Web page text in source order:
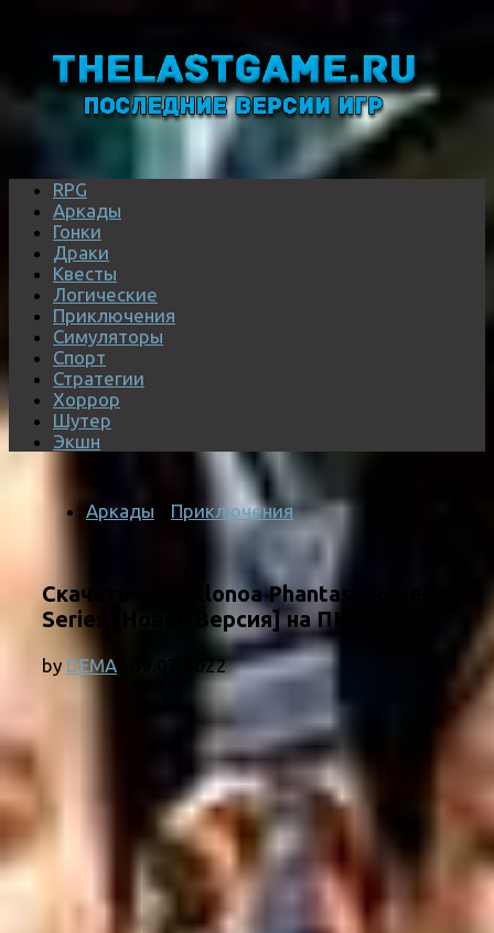
RPG
Аркады
Гонки
Драки
Квесты
Логические
Приключения
Симуляторы
Спорт
Стратегии
Хоррор
Шутер
Экшн
Аркады Приключения
Скачать игру Klonoa Phantasy Reverie
Series [Новая Версия] на ПК
by DEMA 09.07.2022